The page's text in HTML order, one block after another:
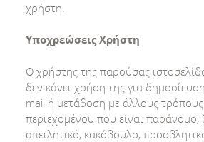
χρήστη.
Υποχρεώσεις Χρήστη
Ο χρήστης της παρούσας
δεν κάνει χρήση της για
mail ή μετάδοση με άλλους
περιεχομένου που είναι παράνομο,
απειλητικό, κακόβουλο,